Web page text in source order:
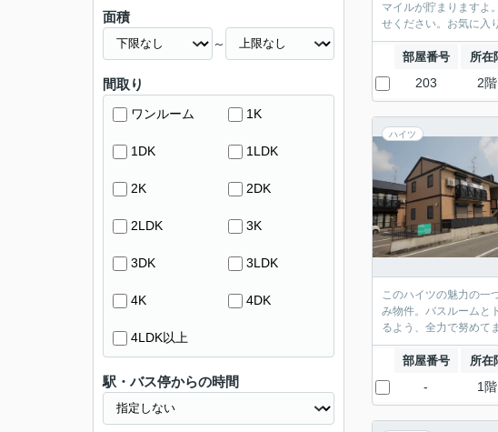
マイルが貯まりますよ
せください。お気に入
部屋番号 所在
203 2階
ハイツ
このハイツの魅力の一
み物件。バスルームと
るよう、全力で努めて
部屋番号 所在
- 1階
面積
～
間取り
ワンルーム 1K
1DK 1LDK
2K 2DK
2LDK 3K
3DK 3LDK
4K 4DK
4LDK以上
駅・バス停からの時間